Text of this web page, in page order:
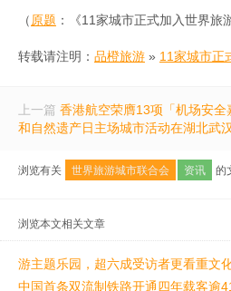
（原题 ：《11家城市正式加入世界旅
转载请注明： 品橙旅游 » 11家城市正
上一篇 香港航空荣膺13项「机场安全
和自然遗产日主场城市活动在湖北武
浏览有关 世界旅游城市联合会 资讯 的
浏览本文相关文章
游主题乐园，超六成受访者更看重文
中国首条双流制铁路开通四年载客逾